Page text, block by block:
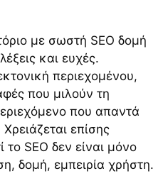
με σωστή SEO δομή
και ευχές.
περιεχομένου,
που μιλούν τη
που απαντά
επίσης
το SEO δεν είναι μόνο
δομή, εμπειρία χρήστη.